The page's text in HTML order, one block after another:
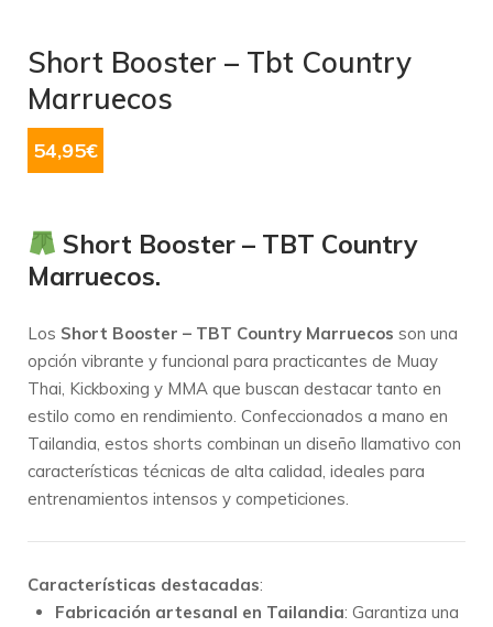
Short Booster – Tbt Country
Marruecos
54,95€
Short Booster – TBT Country
Marruecos.
Los Short Booster – TBT Country Marruecos son una
opción vibrante y funcional para practicantes de Muay
Thai, Kickboxing y MMA que buscan destacar tanto en
estilo como en rendimiento. Confeccionados a mano en
Tailandia, estos shorts combinan un diseño llamativo con
características técnicas de alta calidad, ideales para
entrenamientos intensos y competiciones.
Características destacadas:
Fabricación artesanal en Tailandia: Garantiza una